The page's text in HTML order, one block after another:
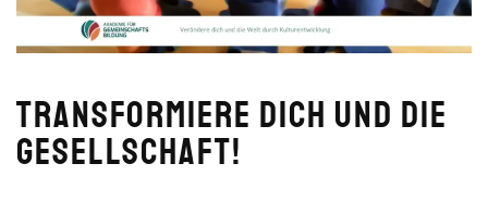
Transformiere dich und die
Gesellschaft!